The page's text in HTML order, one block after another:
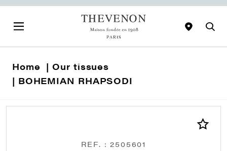
Home
Our tissues
BOHEMIAN RHAPSODI
REF. : 2505601